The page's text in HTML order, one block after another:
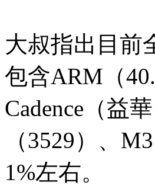
大叔指出目前
包含ARM（
Cadence（益
（3529）、
1%左右。